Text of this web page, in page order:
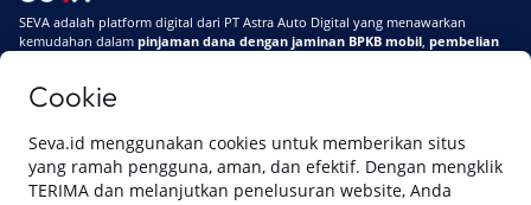
Cookie
Seva.id menggunakan cookies untuk memberikan situs
yang ramah pengguna, aman, dan efektif. Dengan mengklik
TERIMA dan melanjutkan penelusuran website, Anda
SEVA adalah platform digital dari PT Astra Auto Digital yang menawarkan
kemudahan dalam pinjaman dana dengan jaminan BPKB mobil pembelian
Di SEVA, BPKB mobilmu #BisaJadiDuit
Tentang SEVASyarat & Ketentuan
Pemberitahuan Privasi